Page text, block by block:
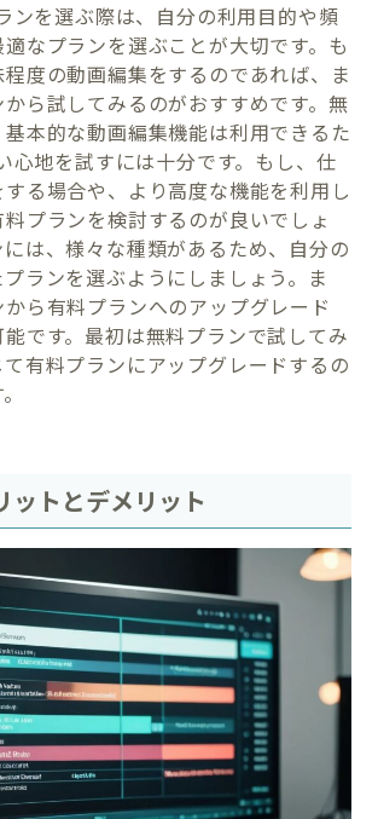
ンを選ぶ際は、自分の利用目的や頻
なプランを選ぶことが大切です。も
程度の動画編集をするのであれば、ま
ら試してみるのがおすすめです。無
本的な動画編集機能は利用できるた
心地を試すには十分です。もし、仕
る場合や、より高度な機能を利用し
プランを検討するのが良いでしょ
は、様々な種類があるため、自分の
ランを選ぶようにしましょう。ま
ら有料プランへのアップグレード
です。最初は無料プランで試してみ
有料プランにアップグレードするの
ットとデメリット